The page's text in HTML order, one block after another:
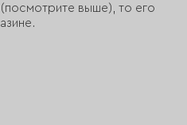
(посмотрите выше), то его